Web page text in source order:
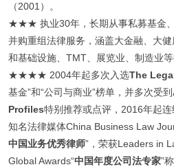
（2001）。
★★★ 执业30年，长期从事私募基金、
并购重组法律服务，涵盖大金融、大
和基础设施、TMT、展览业、制造业等
★★★★ 2004年起多次入选The
基金”和“公司与商业”榜单，并多次受到
Profiles特别推荐或点评，2016年起
知名法律媒体China Business Law
中国业务优秀律师”，荣获Leaders in
Global Awards“中国年度公司法专家”